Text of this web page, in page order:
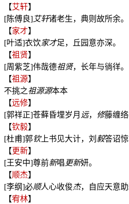
【艾轩】
[陈傅良]艾轩诸老生，典则故所余。
【家才】
[叶适]衣饮家才足，丘园意亦深。
【祖贤】
[周紫芝]伟哉德祖贤，长年与徜徉。
【祖源】
不挑之祖源源本本
【远修】
[郭祥正]苍藓昏埋岁月 远， 修藤缠络
【钦毅】
[杜甫]郭钦上书见大计，刘 毅答诏惊
【更新】
[王安中]尊前新唱 更新妍。
【顺杰】
[李纲]必顺人心收俊杰，自应天意助
【宥林】